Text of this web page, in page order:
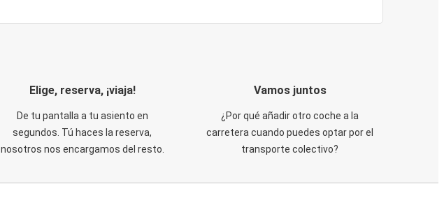
Elige, reserva, ¡viaja!
De tu pantalla a tu asiento en
segundos. Tú haces la reserva,
nosotros nos encargamos del resto.
Vamos juntos
¿Por qué añadir otro coche a la
carretera cuando puedes optar por el
transporte colectivo?